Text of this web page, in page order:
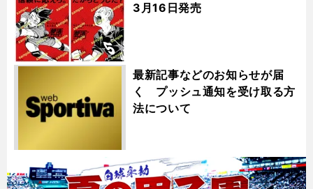
3月16日発売
最新記事などのお知らせが届
く プッシュ通知を受け取る方
法について